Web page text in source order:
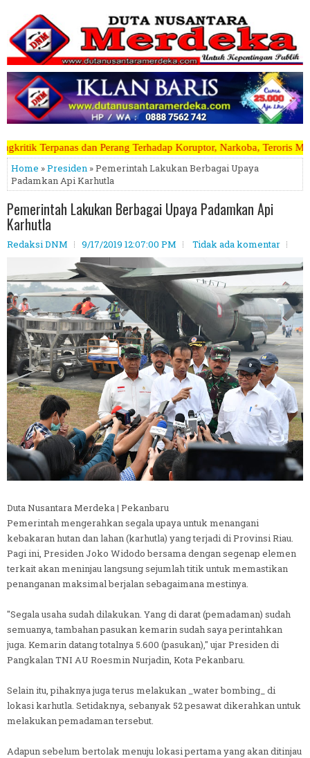
Koruptor, Narkoba, Teroris Musuh Rakyat
Home »Presiden » Pemerintah Lakukan Berbagai Upaya
Padamkan Api Karhutla
Pemerintah Lakukan Berbagai Upaya Padamkan Api
Karhutla
Redaksi DNM 9/17/2019 12:07:00 PM Tidak ada komentar
Duta Nusantara Merdeka | Pekanbaru
Pemerintah mengerahkan segala upaya untuk menangani
kebakaran hutan dan lahan (karhutla) yang terjadi di Provinsi Riau.
Pagi ini, Presiden Joko Widodo bersama dengan segenap elemen
terkait akan meninjau langsung sejumlah titik untuk memastikan
penanganan maksimal berjalan sebagaimana mestinya.
"Segala usaha sudah dilakukan. Yang di darat (pemadaman) sudah
semuanya, tambahan pasukan kemarin sudah saya perintahkan
juga. Kemarin datang totalnya 5.600 (pasukan)," ujar Presiden di
Pangkalan TNI AU Roesmin Nurjadin, Kota Pekanbaru.
Selain itu, pihaknya juga terus melakukan _water bombing_ di
lokasi karhutla. Setidaknya, sebanyak 52 pesawat dikerahkan untuk
melakukan pemadaman tersebut.
Adapun sebelum bertolak menuju lokasi pertama yang akan ditinjau